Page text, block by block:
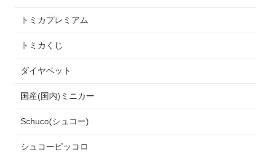
トミカプレミアム
トミカくじ
ダイヤペット
国産(国内)ミニカー
Schuco(シュコー)
シュコーピッコロ